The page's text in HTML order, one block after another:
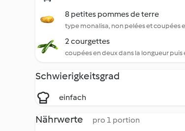
8 petites pommes de terre
type monalisa, non pelées et coupées
2 courgettes
coupées en deux dans la longueur puis
Schwierigkeitsgrad
einfach
Nährwerte pro 1 portion